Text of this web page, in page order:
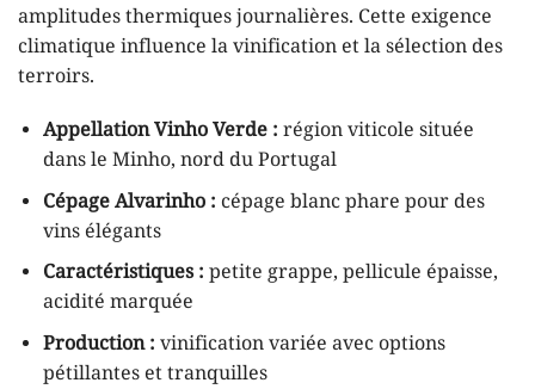
amplitudes thermiques journalières. Cette exigence
climatique influence la vinification et la sélection des
terroirs.
Appellation Vinho Verde : région viticole située
dans le Minho, nord du Portugal
Cépage Alvarinho : cépage blanc phare pour des
vins élégants
Caractéristiques : petite grappe, pellicule épaisse,
acidité marquée
Production : vinification variée avec options
pétillantes et tranquilles